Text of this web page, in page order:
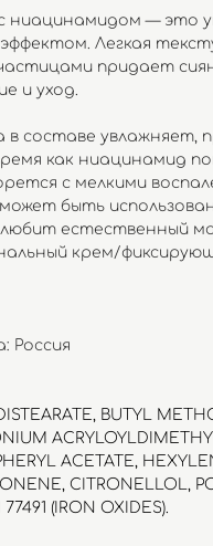
ниацинамидом — это
Легкая
придает
и уход.
в составе увлажняет,
как ниацинамид
с мелкими
быть
естественный
крем/
Россия
BUTYL
ACETATE,
CITRONELLOL,
(IRON OXIDES).